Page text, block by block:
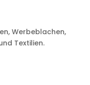
Werbeblachen,
Textilien.